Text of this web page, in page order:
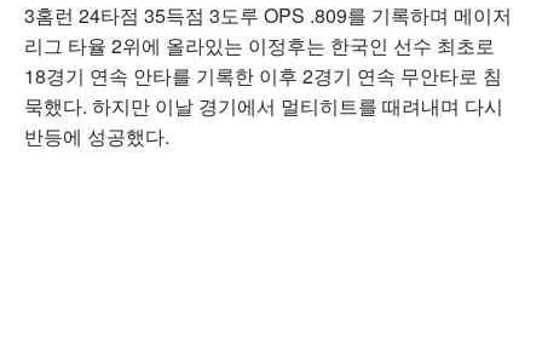
3홈런 24타점 35득점 3도루 OPS .809를 기록하며 메이저
리그 타율 2위에 올라있는 이정후는 한국인 선수 최초로
18경기 연속 안타를 기록한 이후 2경기 연속 무안타로 침
묵했다. 하지만 이날 경기에서 멀티히트를 때려내며 다시
반등에 성공했다.